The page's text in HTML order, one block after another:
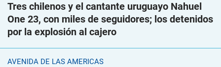
Tres chilenos y el cantante uruguayo Nahuel
One 23, con miles de seguidores; los detenidos
por la explosión al cajero
AVENIDA DE LAS AMÉRICAS